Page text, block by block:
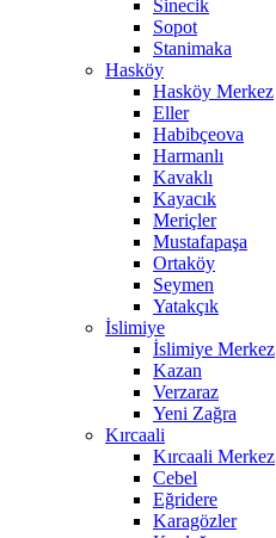
Sinecik
Sopot
Stanimaka
Hasköy
Hasköy Merkez
Eller
Habibçeova
Harmanlı
Kavaklı
Kayacık
Meriçler
Mustafapaşa
Ortaköy
Seymen
Yatakçık
İslimiye
İslimiye Merkez
Kazan
Verzaraz
Yeni Zağra
Kırcaali
Kırcaali Merkez
Cebel
Eğridere
Karagözler